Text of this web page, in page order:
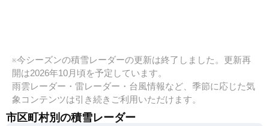
※今シーズンの積雪レーダーの更新は終了しました。更新再
開は2026年10月頃を予定しています。
雨雲レーダー・雷レーダー・台風情報など、季節に応じた気
象コンテンツは引き続きご利用いただけます。
市区町村別の積雪レーダー